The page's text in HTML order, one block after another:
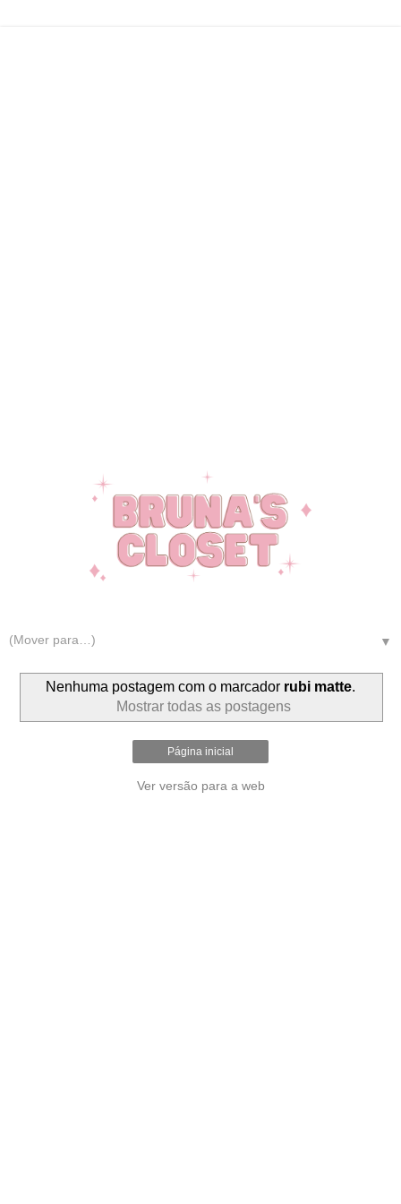
▼
Nenhuma postagem com o marcador rubi matte.
Mostrar todas as postagens
Página inicial
Ver versão para a web